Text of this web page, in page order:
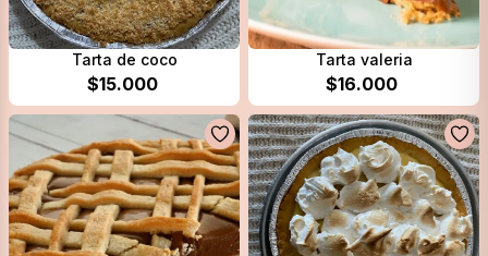
Tarta de coco
$15.000
Tarta valeria
$16.000